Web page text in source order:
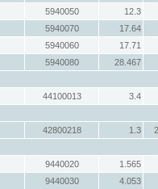
5940050
12.3
5940070
17.64
5940060
17.71
5940080
28.467
44100013
3.4
42800218 1.3
9440020
1.565
9440030
4.053